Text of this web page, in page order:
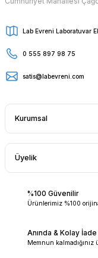
Lab Evreni Laboratuvar
0 555 897 98 75
satis@labevreni.com
Kurumsal
Üyelik
%100 Güvenilir
Ürünlerimiz %100
Anında & Kolay İade
Memnun